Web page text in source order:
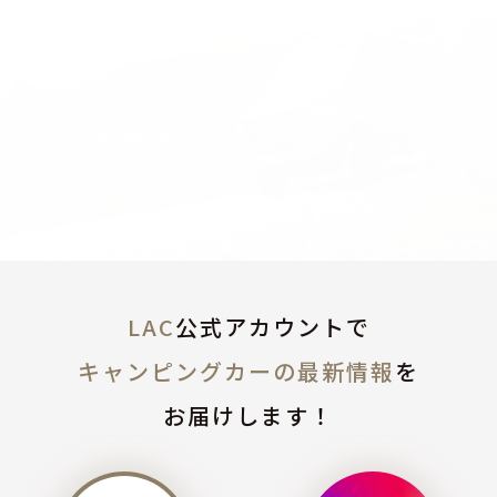
LAC公式アカウントで
キャンピングカーの最新情報を
お届けします！